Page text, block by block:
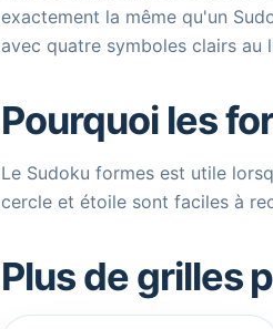
exactement la même qu'un
avec quatre symboles clairs au
Pourquoi les
Le Sudoku formes est utile
cercle et étoile sont faciles à
Plus de grilles